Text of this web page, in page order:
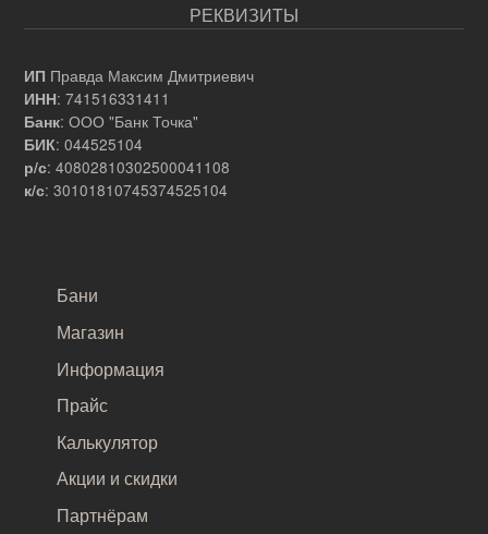
РЕКВИЗИТЫ
ИП Правда Максим Дмитриевич
ИНН: 741516331411
Банк: ООО "Банк Точка"
БИК: 044525104
р/с: 40802810302500041108
к/с: 30101810745374525104
САМОЕ ВАЖНОЕ
Бани
Магазин
Информация
Прайс
Калькулятор
Акции и скидки
Партнёрам